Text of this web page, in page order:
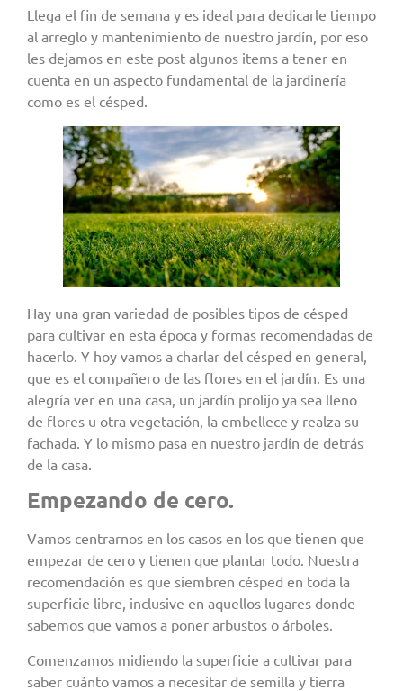
Llega el fin de semana y es ideal para dedicarle tiempo
al arreglo y mantenimiento de nuestro jardín, por eso
les dejamos en este post algunos items a tener en
cuenta en un aspecto fundamental de la jardinería
como es el césped.
Hay una gran variedad de posibles tipos de césped
para cultivar en esta época y formas recomendadas de
hacerlo. Y hoy vamos a charlar del césped en general,
que es el compañero de las flores en el jardín. Es una
alegría ver en una casa, un jardín prolijo ya sea lleno
de flores u otra vegetación, la embellece y realza su
fachada. Y lo mismo pasa en nuestro jardín de detrás
de la casa.
Empezando de cero.
Vamos centrarnos en los casos en los que tienen que
empezar de cero y tienen que plantar todo. Nuestra
recomendación es que siembren césped en toda la
superficie libre, inclusive en aquellos lugares donde
sabemos que vamos a poner arbustos o árboles.
Comenzamos midiendo la superficie a cultivar para
saber cuánto vamos a necesitar de semilla y tierra